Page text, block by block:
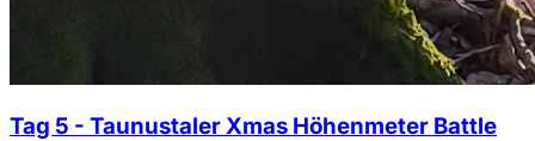
Tag 5 - Taunustaler Xmas Höhenmeter Battle